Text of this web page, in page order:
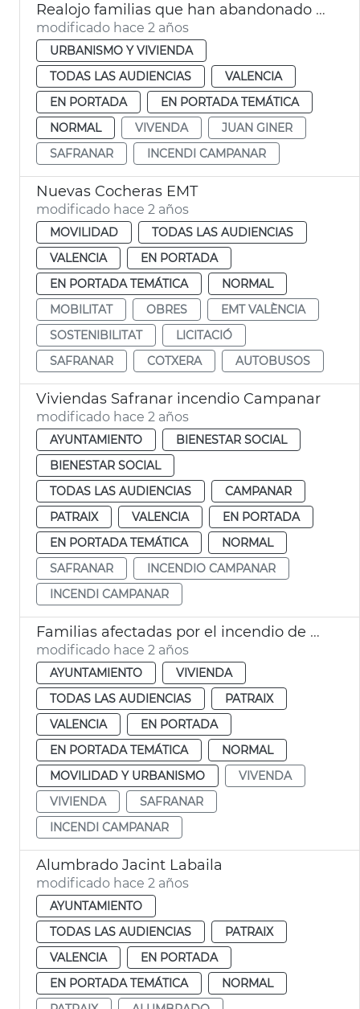
Realojo familias que han abandonado el edificio de Safranar
modificado hace 2 años
URBANISMO Y VIVIENDA
TODAS LAS AUDIENCIAS
VALENCIA
EN PORTADA
EN PORTADA TEMÁTICA
NORMAL
VIVENDA
JUAN GINER
SAFRANAR
INCENDI CAMPANAR
Nuevas Cocheras EMT
modificado hace 2 años
MOVILIDAD
TODAS LAS AUDIENCIAS
VALENCIA
EN PORTADA
EN PORTADA TEMÁTICA
NORMAL
MOBILITAT
OBRES
EMT VALÈNCIA
SOSTENIBILITAT
LICITACIÓ
SAFRANAR
COTXERA AUTOBUSOS
Viviendas Safranar incendio Campanar
modificado hace 2 años
AYUNTAMIENTO
BIENESTAR SOCIAL
BIENESTAR SOCIAL
TODAS LAS AUDIENCIAS
CAMPANAR
PATRAIX
VALENCIA
EN PORTADA
EN PORTADA TEMÁTICA
NORMAL
SAFRANAR
INCENDIO CAMPANAR
INCENDI CAMPANAR
Familias afectadas por el incendio de Campanar en Safranar
modificado hace 2 años
AYUNTAMIENTO
VIVIENDA
TODAS LAS AUDIENCIAS
PATRAIX
VALENCIA
EN PORTADA
EN PORTADA TEMÁTICA
NORMAL
MOVILIDAD Y URBANISMO
VIVENDA
VIVIENDA
SAFRANAR
INCENDI CAMPANAR
Alumbrado Jacint Labaila
modificado hace 2 años
AYUNTAMIENTO
TODAS LAS AUDIENCIAS
PATRAIX
VALENCIA
EN PORTADA
EN PORTADA TEMÁTICA
NORMAL